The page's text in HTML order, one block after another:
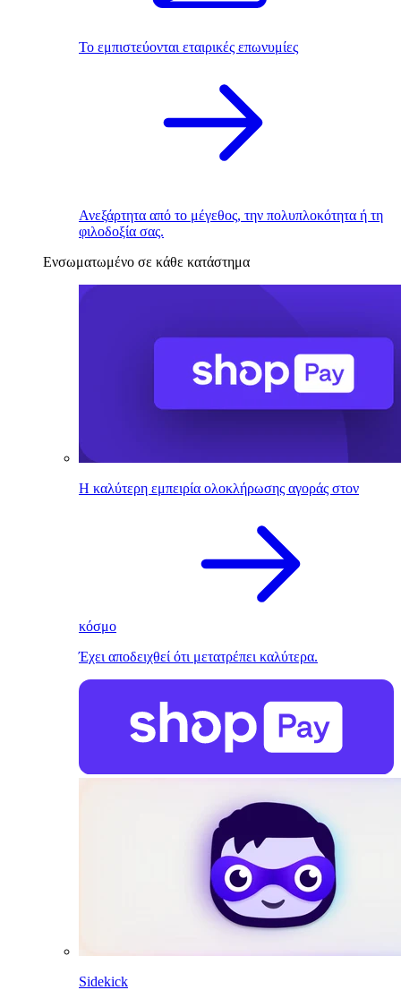
Το εμπιστεύονται εταιρικές επωνυμίες
Ανεξάρτητα από το μέγεθος, την πολυπλοκότητα ή τη
φιλοδοξία σας.
Ενσωματωμένο σε κάθε κατάστημα
Η καλύτερη εμπειρία ολοκλήρωσης αγοράς στον
κόσμο
Έχει αποδειχθεί ότι μετατρέπει καλύτερα.
Sidekick